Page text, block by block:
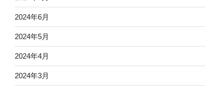
2024年6月
2024年5月
2024年4月
2024年3月